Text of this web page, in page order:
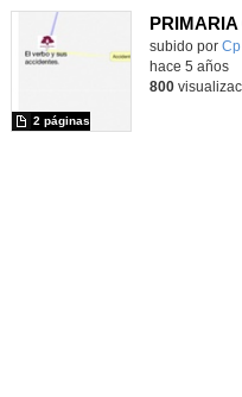
Contenido
subido por
2 páginas
hace 5 años
800